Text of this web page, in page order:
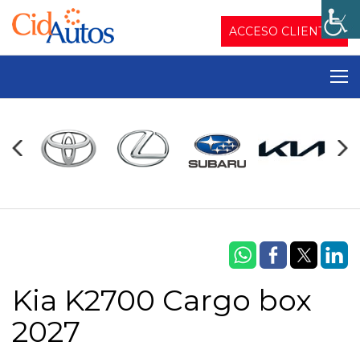
ACCESO CLIENTES
Kia K2700 Cargo box
2027